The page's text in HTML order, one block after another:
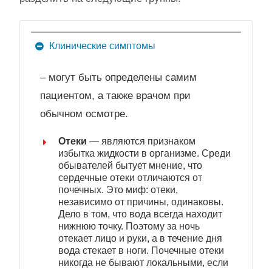
Клинические симптомы
– могут быть определены самим
пациентом, а также врачом при
обычном осмотре.
Отеки — являются признаком
избытка жидкости в организме. Среди
обывателей бытует мнение, что
сердечные отеки отличаются от
почечных. Это миф: отеки,
независимо от причины, одинаковы.
Дело в том, что вода всегда находит
нижнюю точку. Поэтому за ночь
отекает лицо и руки, а в течение дня
вода стекает в ноги. Почечные отеки
никогда не бывают локальными, если